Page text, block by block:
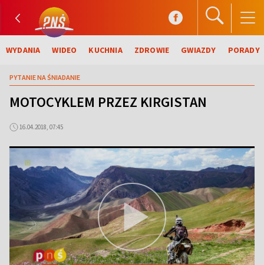
WYDANIA WIDEO KUCHNIA ZDROWIE GWIAZDY PORADY
PYTANIE NA ŚNIADANIE
MOTOCYKLEM PRZEZ KIRGISTAN
16.04.2018, 07:45